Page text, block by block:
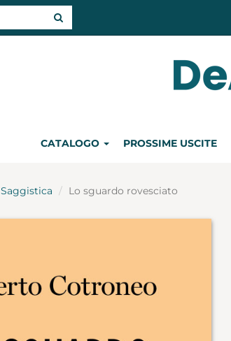
CATALOGO PROSSIME USCITE
Saggistica Lo sguardo rovesciato